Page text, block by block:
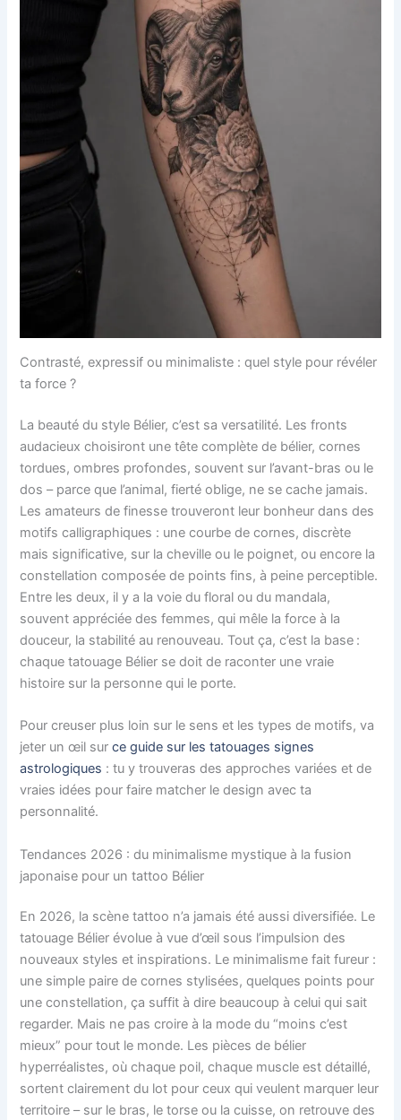
Contrasté, expressif ou minimaliste : quel style pour révéler
ta force ?
La beauté du style Bélier, c’est sa versatilité. Les fronts
audacieux choisiront une tête complète de bélier, cornes
tordues, ombres profondes, souvent sur l’avant-bras ou le
dos – parce que l’animal, fierté oblige, ne se cache jamais.
Les amateurs de finesse trouveront leur bonheur dans des
motifs calligraphiques : une courbe de cornes, discrète
mais significative, sur la cheville ou le poignet, ou encore la
constellation composée de points fins, à peine perceptible.
Entre les deux, il y a la voie du floral ou du mandala,
souvent appréciée des femmes, qui mêle la force à la
douceur, la stabilité au renouveau. Tout ça, c’est la base :
chaque tatouage Bélier se doit de raconter une vraie
histoire sur la personne qui le porte.
Pour creuser plus loin sur le sens et les types de motifs, va
jeter un œil surce guide sur les tatouages signes
astrologiques : tu y trouveras des approches variées et de
vraies idées pour faire matcher le design avec ta
personnalité.
Tendances 2026 : du minimalisme mystique à la fusion
japonaise pour un tattoo Bélier
En 2026, la scène tattoo n’a jamais été aussi diversifiée. Le
tatouage Bélier évolue à vue d’œil sous l’impulsion des
nouveaux styles et inspirations. Le minimalisme fait fureur :
une simple paire de cornes stylisées, quelques points pour
une constellation, ça suffit à dire beaucoup à celui qui sait
regarder. Mais ne pas croire à la mode du “moins c’est
mieux” pour tout le monde. Les pièces de bélier
hyperréalistes, où chaque poil, chaque muscle est détaillé,
sortent clairement du lot pour ceux qui veulent marquer leur
territoire – sur le bras, le torse ou la cuisse, on retrouve des